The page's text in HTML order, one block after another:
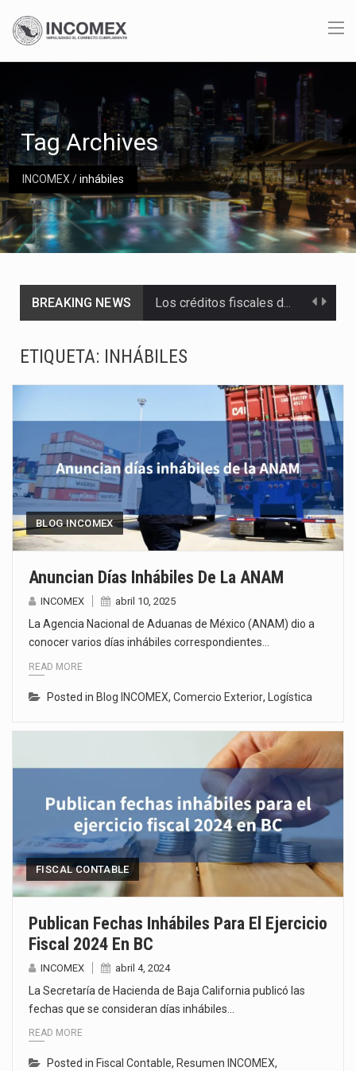
INCOMEX/inhábiles
Tag Archives
BREAKING NEWS
El gobierno de Estados Unidos anunciará un arancel del 15 % sobre los productos fabricados…
El Departamento de Agricultura de Estados Unidos (USDA) suspendió el 5 de agosto de 2026…
El derecho a la previsibilidad de los horarios de trabajo en turnos rotativos podría ser…
La industria manufacturera de exportación afiliada a Index en Nuevo León ha alcanzado hasta 10%…
El Tribunal Federal de Justicia Administrativa (TFJA), a través de su Segunda Sala Regional en…
ETIQUETA: INHÁBILES
BLOG INCOMEX
Anuncian Días Inhábiles De La ANAM
INCOMEX abril 10, 2025
La Agencia Nacional de Aduanas de México (ANAM) dio a
conocer varios días inhábiles correspondientes…
READ MORE
Posted in Blog INCOMEX, Comercio Exterior, Logística
FISCAL CONTABLE
Publican Fechas Inhábiles Para El Ejercicio
Fiscal 2024 En BC
INCOMEX abril 4, 2024
La Secretaría de Hacienda de Baja California publicó las
fechas que se consideran días inhábiles…
READ MORE
Posted in Fiscal Contable, Resumen INCOMEX,